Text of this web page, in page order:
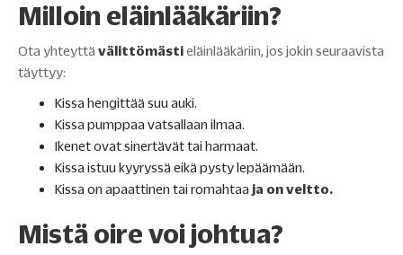
Milloin eläinlääkäriin?
Ota yhteyttä välittömästieläinlääkäriin, jos jokin seuraavista
täyttyy:
Kissa hengittää suu auki.
Kissa pumppaa vatsallaan ilmaa.
Ikenet ovat sinertävät tai harmaat.
Kissa istuu kyyryssä eikä pysty lepäämään.
Kissa on apaattinen tai romahtaa ja on veltto.
Mistä oire voi johtua?